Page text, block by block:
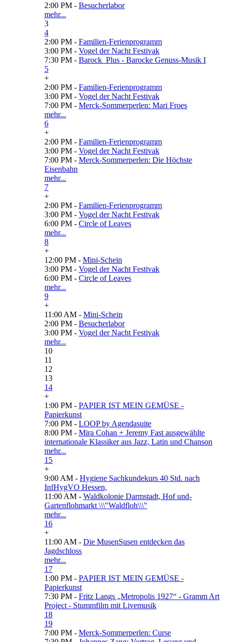
2:00 PM - Besucherlabor
mehr...
3
4
2:00 PM - Familien-Ferienprogramm
3:00 PM - Vogel der Nacht Festivak
7:30 PM - Barock_Plus - Barocke Genuss-Musik I
5
+
2:00 PM - Familien-Ferienprogramm
3:00 PM - Vogel der Nacht Festivak
7:00 PM - Merck-Sommerperlen: Mari Froes
mehr...
6
+
2:00 PM - Familien-Ferienprogramm
3:00 PM - Vogel der Nacht Festivak
7:00 PM - Merck-Sommerperlen: Die Höchste
Eisenbahn
mehr...
7
+
2:00 PM - Familien-Ferienprogramm
3:00 PM - Vogel der Nacht Festivak
6:00 PM - Circle of Leaves
mehr...
8
+
12:00 PM - Mini-Schein
3:00 PM - Vogel der Nacht Festivak
6:00 PM - Circle of Leaves
mehr...
9
+
11:00 AM - Mini-Schein
2:00 PM - Besucherlabor
3:00 PM - Vogel der Nacht Festivak
mehr...
10
11
12
13
14
+
1:00 PM - PAPIER IST MEIN GEMÜSE -
Papierkunst
7:00 PM - LOOP by Agendasuite
8:00 PM - Mira Cohan + Jeremy Fast ausgewählte
internationale Klassiker aus Jazz, Latin und Chanson
mehr...
15
+
9:00 AM - Hygiene Sachkundekurs 40 Std. nach
InfHygVO Hessen,
11:00 AM - Waldkolonie Darmstadt, Hof und-
Gartenflohmarkt \\\"Waldfloh\\\"
mehr...
16
+
11:00 AM - Die MusenSusen entdecken das
Jagdschloss
mehr...
17
1:00 PM - PAPIER IST MEIN GEMÜSE -
Papierkunst
7:30 PM - Fritz Langs „Metropolis 1927“ - Gramm Art
Project - Stummfilm mit Livemusik
18
19
7:00 PM - Merck-Sommerperlen: Curse